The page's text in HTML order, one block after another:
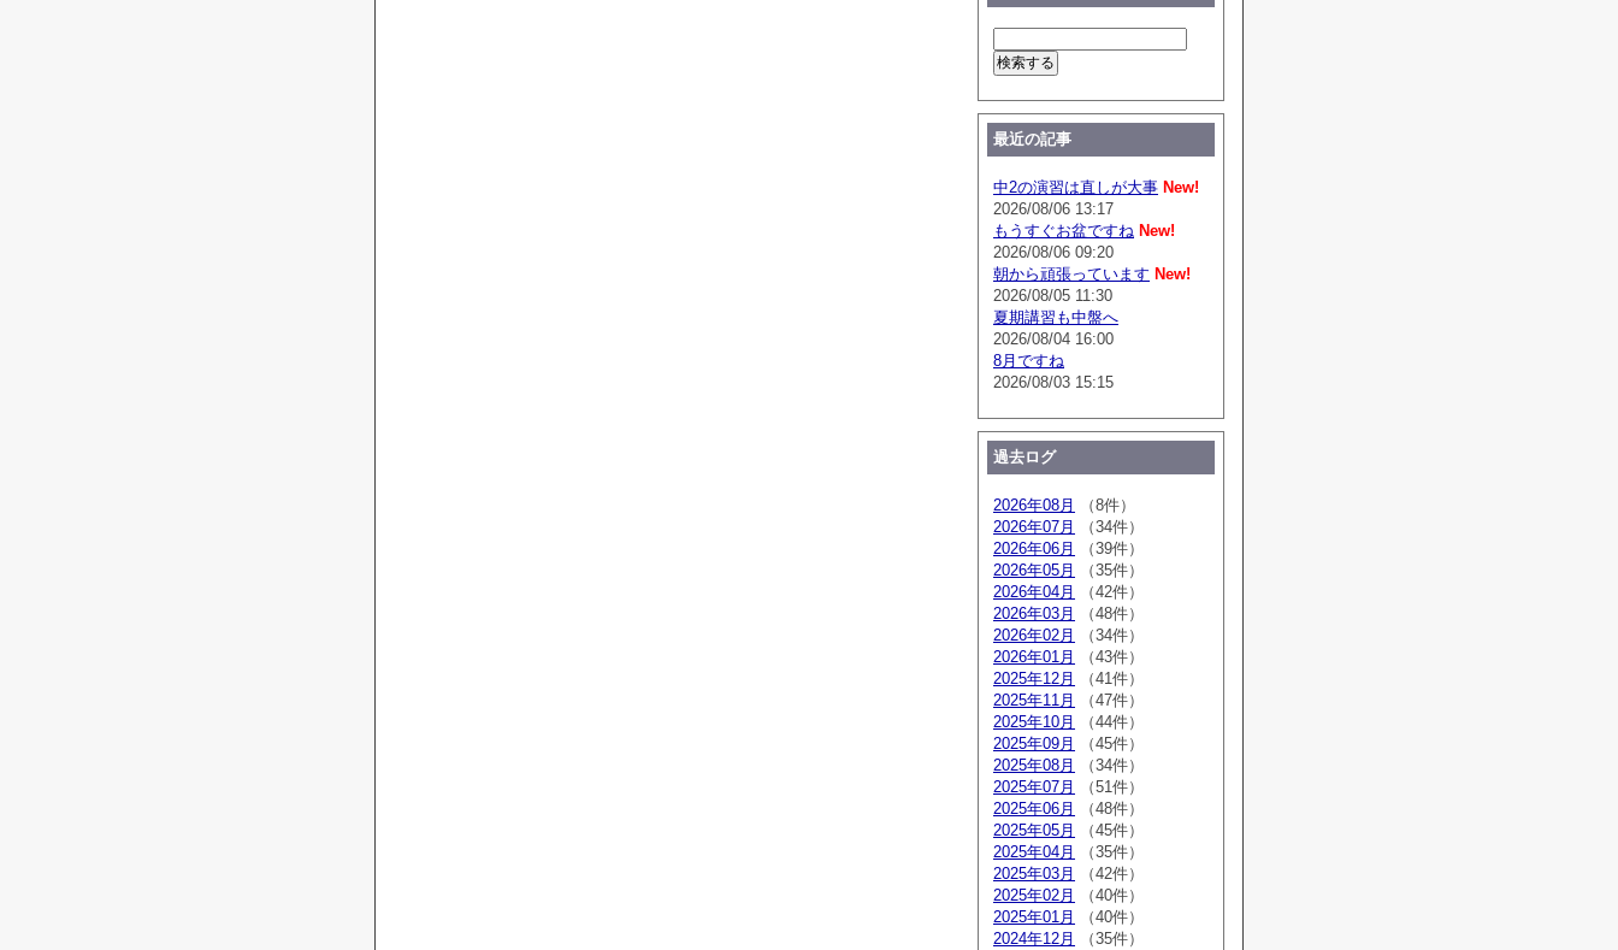
最近の記事
中2の演習は直しが大事 New!
2026/08/06 13:17
もうすぐお盆ですね New!
2026/08/06 09:20
朝から頑張っています New!
2026/08/05 11:30
夏期講習も中盤へ
2026/08/04 16:00
8月ですね
2026/08/03 15:15
過去ログ
2026年08月
（8件）
2026年07月
（34件）
2026年06月
（39件）
2026年05月
（35件）
2026年04月
（42件）
2026年03月
（48件）
2026年02月
（34件）
2026年01月
（43件）
2025年12月
（41件）
2025年11月
（47件）
2025年10月
（44件）
2025年09月
（45件）
2025年08月
（34件）
2025年07月
（51件）
2025年06月
（48件）
2025年05月
（45件）
2025年04月
（35件）
2025年03月
（42件）
2025年02月
（40件）
2025年01月
（40件）
2024年12月
（35件）